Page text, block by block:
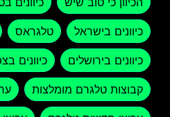
כיוונים בישראל טלגראס
כיוונים בירושלים כיוונים
קבוצות טלגרם מומלצות